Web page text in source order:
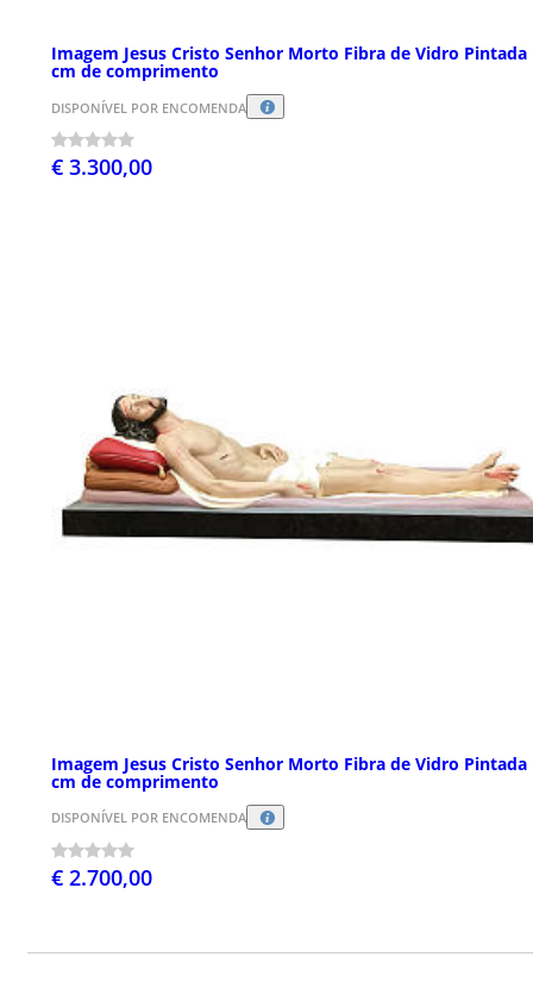
Imagem Jesus Cristo Senhor Morto Fibra de Vidro Pintada
cm de comprimento
DISPONÍVEL POR ENCOMENDA
€ 3.300,00
Imagem Jesus Cristo Senhor Morto Fibra de Vidro Pintada
cm de comprimento
DISPONÍVEL POR ENCOMENDA
€ 2.700,00